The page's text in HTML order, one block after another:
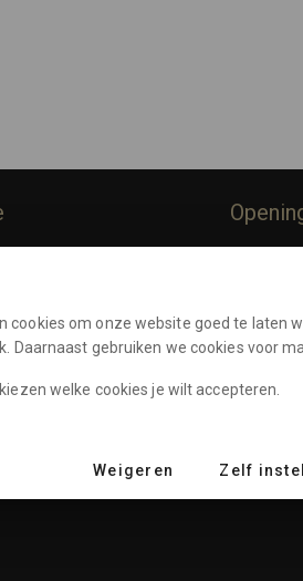
Vrijdag:
cookies om onze website goed te laten
Daarnaast gebruiken we cookies voor
welke cookies je wilt accepteren.
Weigeren Zelf